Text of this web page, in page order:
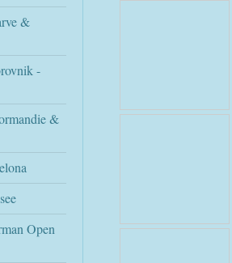
&
-
&
Open